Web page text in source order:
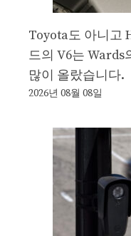
Toyota도 아니고
드의 V6는 Wards
많이 올랐습니다.
2026년 08월 08일